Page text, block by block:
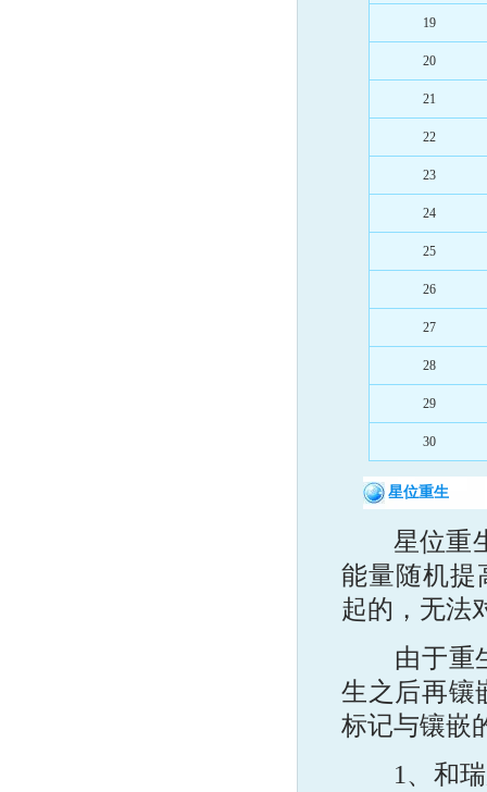
19
20
21
22
23
24
25
26
27
28
29
30
星位重生
星位重生
能量随机提
起的，无法
由于重生
生之后再镶
标记与镶嵌
1、和瑞